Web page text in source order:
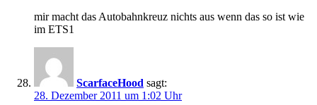
mir macht das Autobahnkreuz nichts aus wenn das so ist wie
im ETS1
ScarfaceHood sagt:
28. Dezember 2011 um 1:02 Uhr